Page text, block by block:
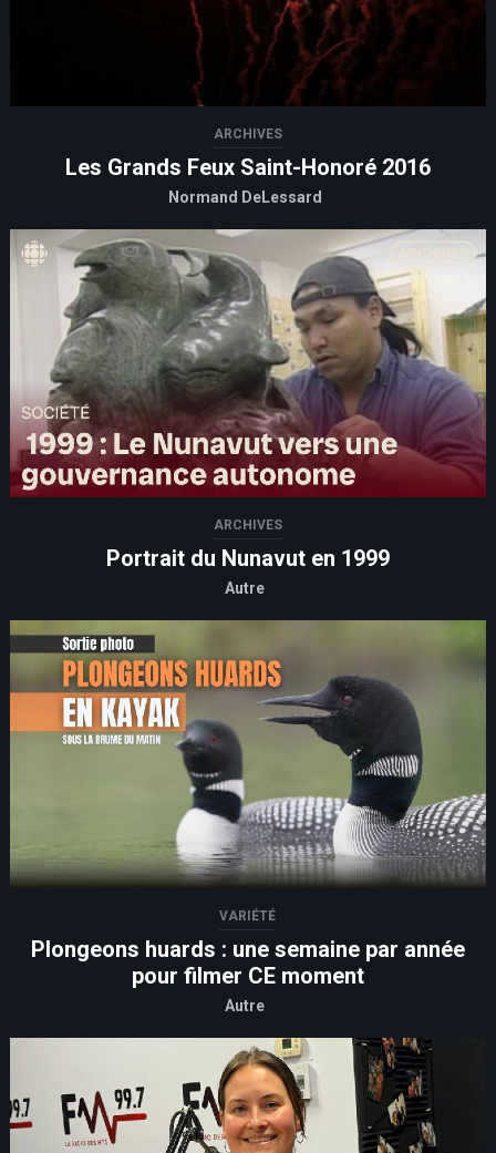
ARCHIVES
Les Grands Feux Saint-Honoré 2016
Normand DeLessard
ARCHIVES
Portrait du Nunavut en 1999
Autre
VARIÉTÉ
Plongeons huards : une semaine par année
pour filmer CE moment
Autre